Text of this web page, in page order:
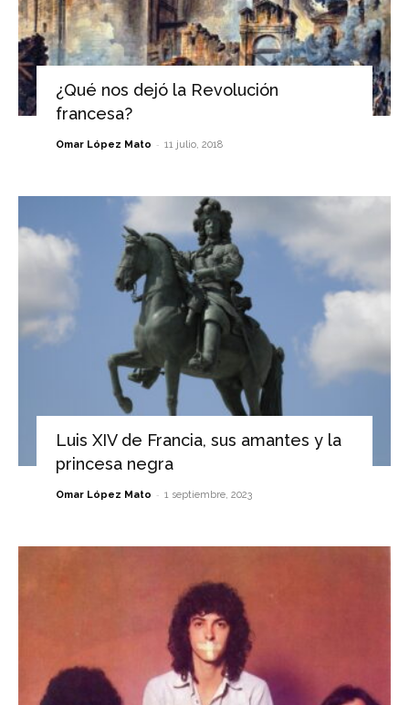
¿Qué nos dejó la Revolución
francesa?
Omar López Mato - 11 julio, 2018
Luis XIV de Francia, sus amantes y la
princesa negra
Omar López Mato - 1 septiembre, 2023